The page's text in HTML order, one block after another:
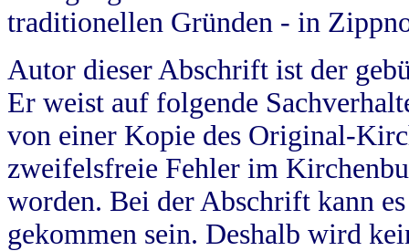
traditionellen Gründen - in
Autor dieser Abschrift ist der
Er weist auf folgende
von einer Kopie des Original-
zweifelsfreie Fehler im
worden. Bei der Abschrift kann
gekommen sein. Deshalb wird